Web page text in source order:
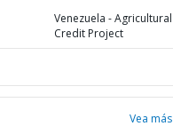
Venezuela - Agricultural
Credit Project
Vea más